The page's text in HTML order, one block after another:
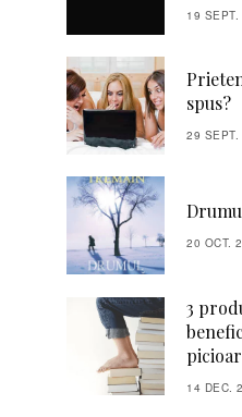
19 SEPT.
spus?
29 SEPT.
20 OCT.
3
14 DEC.